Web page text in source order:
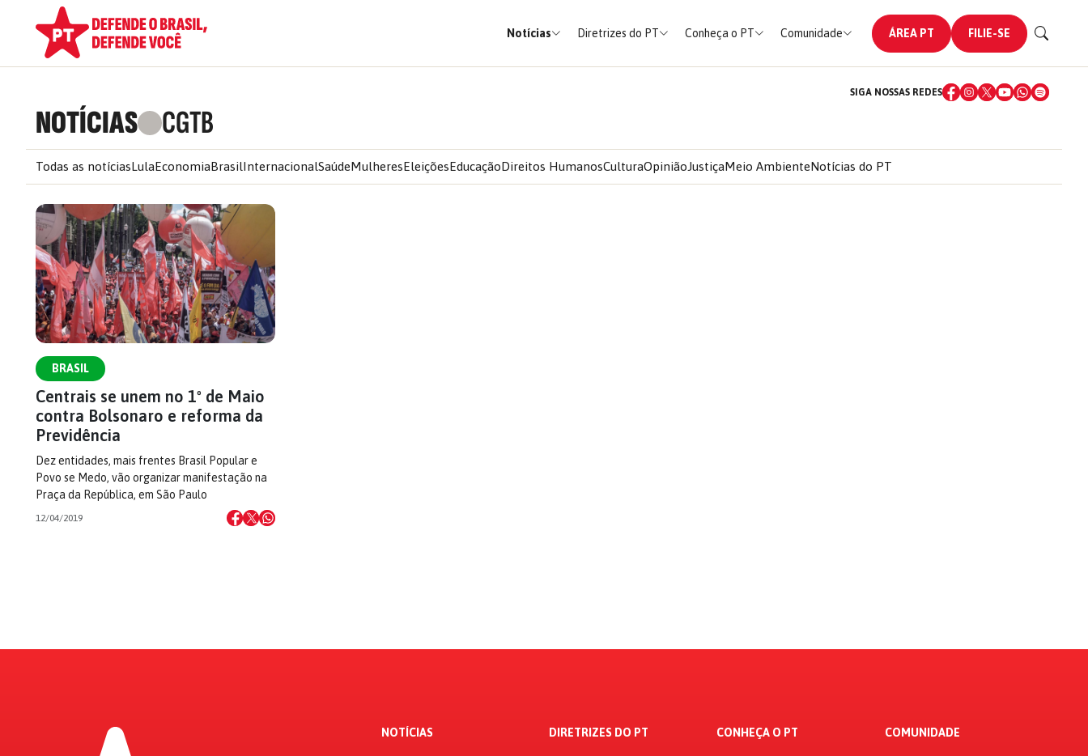
Notícias Diretrizes do PT Conheça o PT Comunidade ÁREA PT FILIE-SE
NOTÍCIAS CGTB
SIGA NOSSAS REDES
Todas as notíciasLulaEconomiaBrasilInternacionalSaúdeMulheresEleiçõesEducaçãoDireitos HumanosCulturaOpiniãoJustiçaMeio AmbienteNotícias do PT
BRASIL
Centrais se unem no 1º de Maio
contra Bolsonaro e reforma da
Previdência
Dez entidades, mais frentes Brasil Popular e
Povo se Medo, vão organizar manifestação na
Praça da República, em São Paulo
12/04/2019
NOTÍCIAS DIRETRIZES DO PT CONHEÇA O PT COMUNIDADE